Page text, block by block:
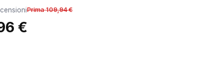
Prima 109,94 €
€